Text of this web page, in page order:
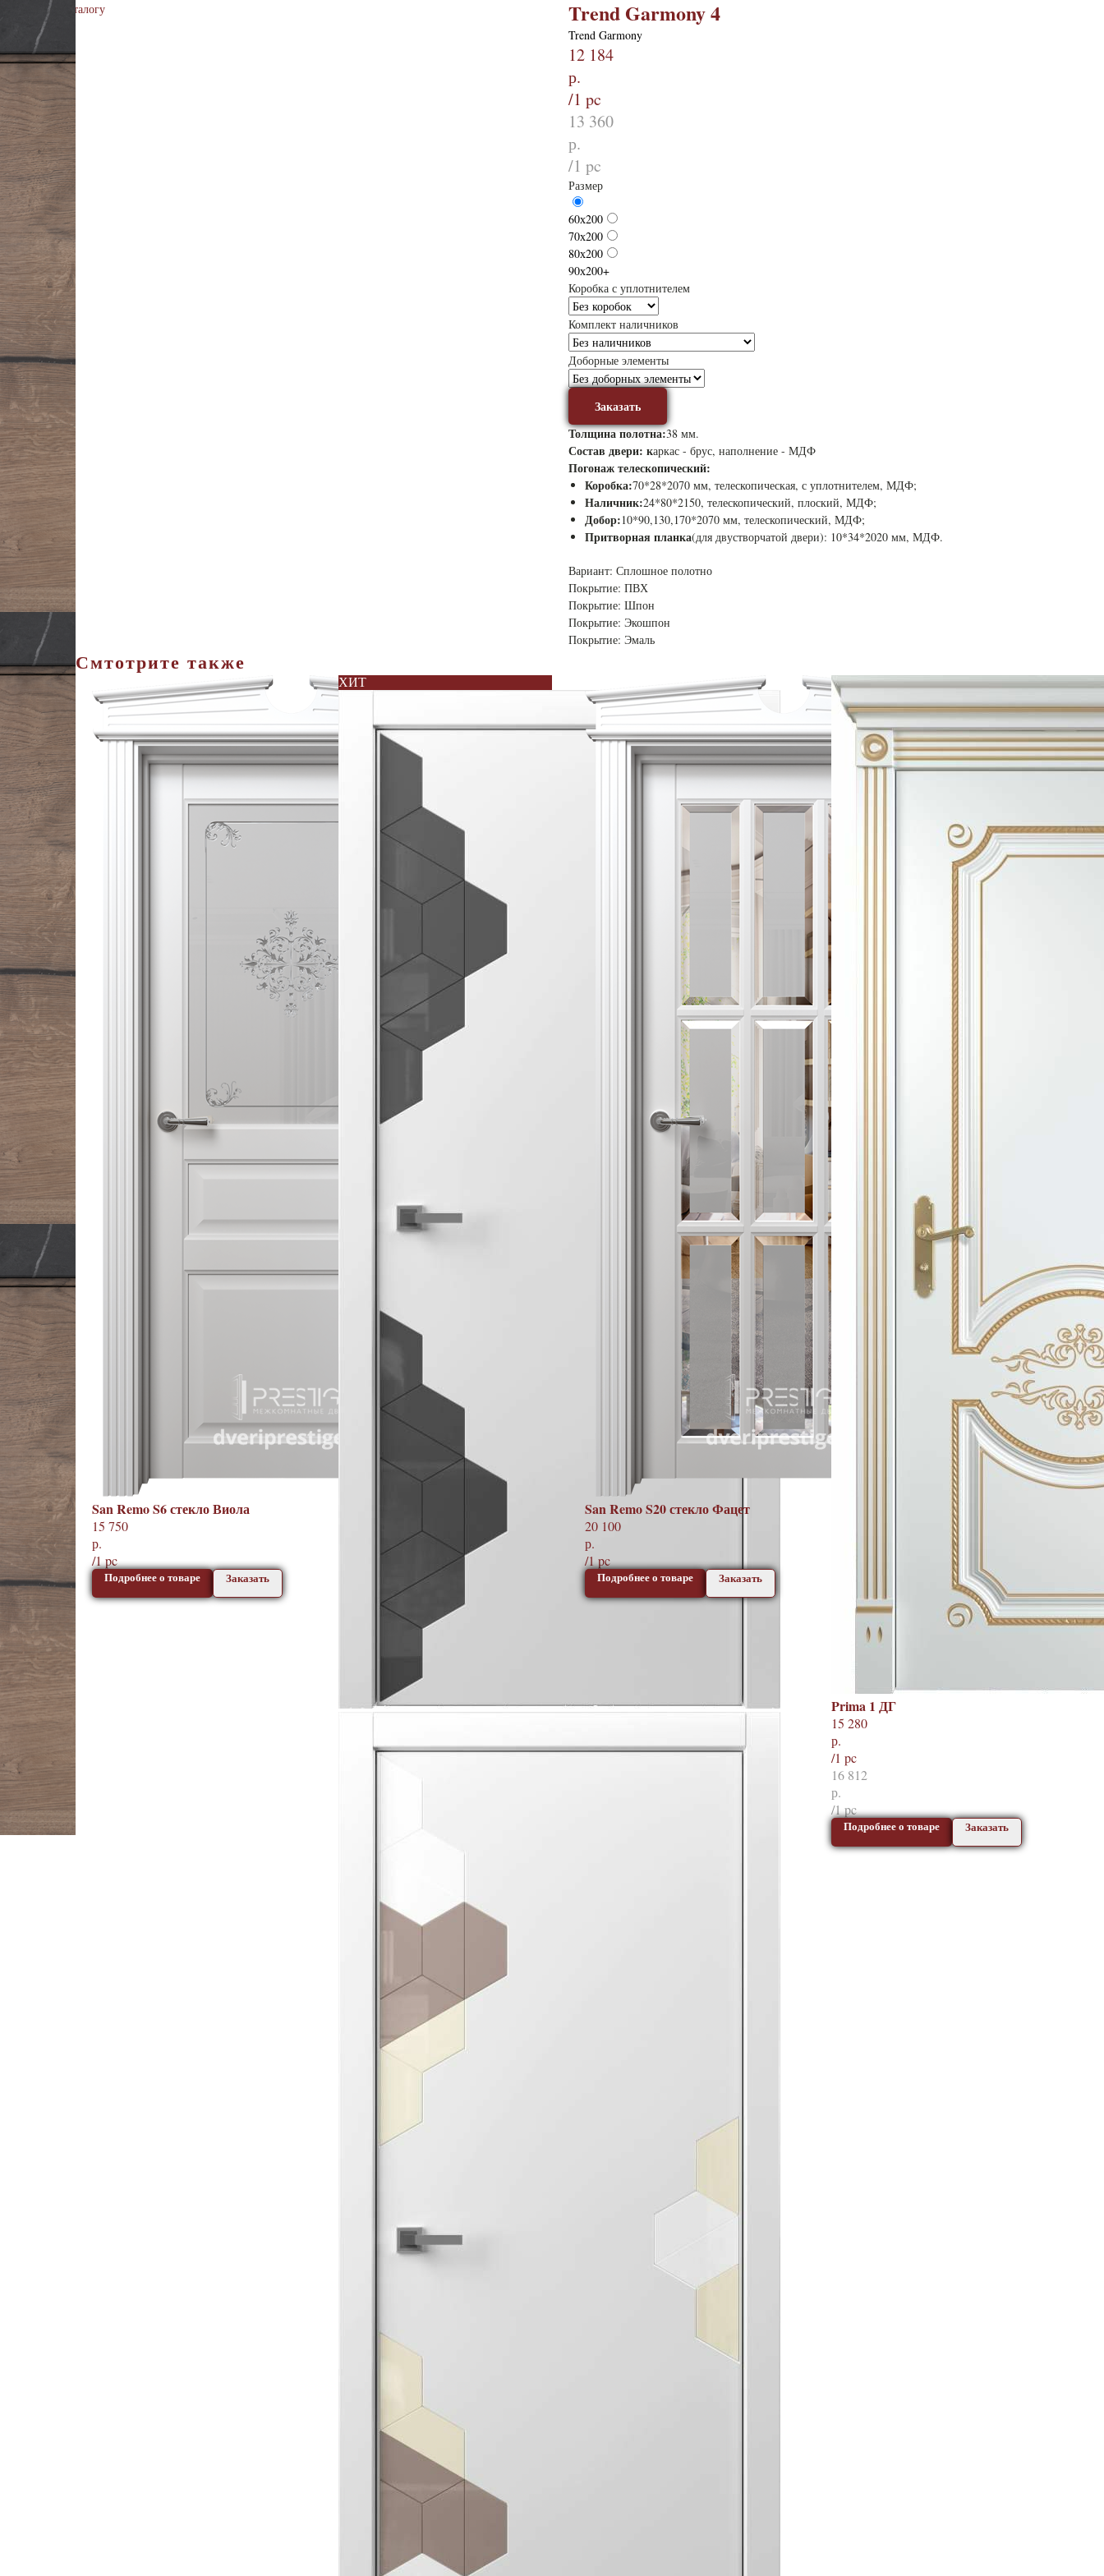
Вернуться к каталогу Trend Garmony 4
Trend Garmony
12 184
р.
/1 pc
13 360
р.
/1 pc
Размер
60х200
70х200
80х200
90х200+
Коробка с уплотнителем
Комплект наличников
Доборные элементы
Заказать
Толщина полотна:38 мм.
Состав двери: каркас - брус, наполнение - МДФ
Погонаж телескопический:
Коробка:70*28*2070 мм, телескопическая, с уплотнителем, МДФ;
Наличник:24*80*2150, телескопический, плоский, МДФ;
Добор:10*90,130,170*2070 мм, телескопический, МДФ;
Притворная планка(для двустворчатой двери): 10*34*2020 мм, МДФ.
Вариант: Сплошное полотно
Покрытие: ПВХ
Покрытие: Шпон
Покрытие: Экошпон
Покрытие: Эмаль
Смтотрите также
San Remo S6 стекло Виола
15 750
р.
/1 pc
Подробнее о товаре Заказать
ХИТ
San Remo S20 стекло Фацет
20 100
р.
/1 pc
Подробнее о товаре Заказать
Prima 1 ДГ
15 280
р.
/1 pc
16 812
р.
/1 pc
Подробнее о товаре Заказать